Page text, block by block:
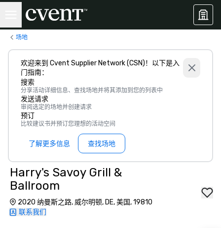
场地
欢迎来到 Cvent Supplier Network (CSN)！以下是入
门指南：
搜索
分享活动详细信息、查找场地并将其添加到您的列表中
发送请求
审阅选定的场地并创建请求
预订
比较建议书并预订您理想的活动空间
了解更多信息 查找场地
Harry's Savoy Grill &
Ballroom
2020 纳曼斯之路, 威尔明顿, DE, 美国, 19810
联系我们